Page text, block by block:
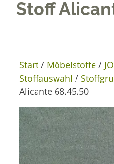
Stoff
Start / Möbelstoffe /
Stoffauswahl /
Alicante 68.45.50